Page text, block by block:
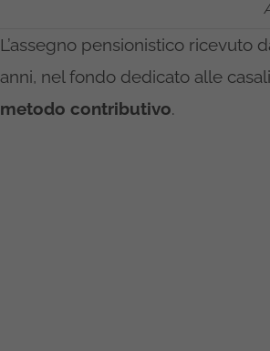
L’assegno pensionistico ricevuto
anni, nel fondo dedicato alle
metodo contributivo.